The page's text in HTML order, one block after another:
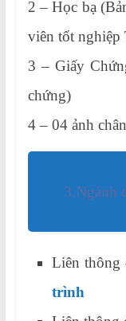
2 – Học bạ
viên tốt nghiệp
3 – Giấy
chứng)
4 – 04 ảnh
3.Ngành
Liên thông
trình